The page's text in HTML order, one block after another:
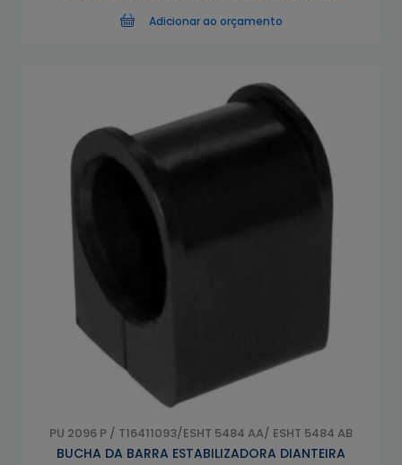
Adicionar ao orçamento
PU 2096 P / T16411093/ESHT 5484 AA/ ESHT 5484 AB
BUCHA DA BARRA ESTABILIZADORA DIANTEIRA